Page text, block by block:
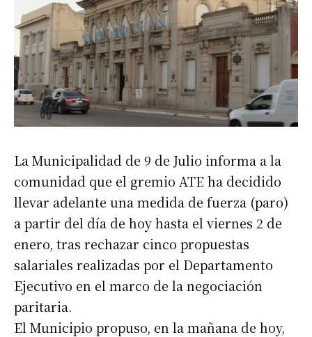
La Municipalidad de 9 de Julio informa a la
comunidad que el gremio ATE ha decidido
llevar adelante una medida de fuerza (paro)
a partir del día de hoy hasta el viernes 2 de
enero, tras rechazar cinco propuestas
salariales realizadas por el Departamento
Ejecutivo en el marco de la negociación
paritaria.
El Municipio propuso, en la mañana de hoy,